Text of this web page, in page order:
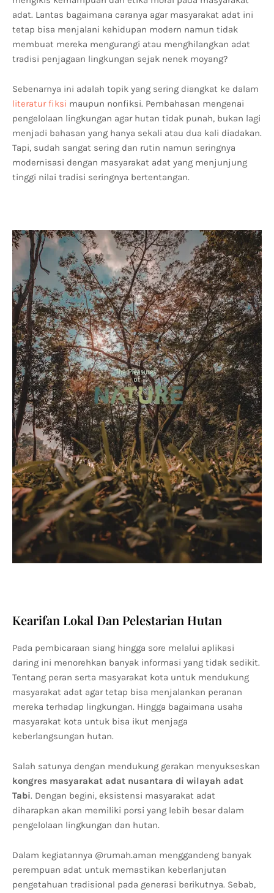
adat. Lantas bagaimana caranya agar masyarakat adat ini
tetap bisa menjalani kehidupan modern namun tidak
membuat mereka mengurangi atau menghilangkan adat
tradisi penjagaan lingkungan sejak nenek moyang?
Sebenarnya ini adalah topik yang sering diangkat ke dalam
literatur fiksi maupun nonfiksi. Pembahasan mengenai
pengelolaan lingkungan agar hutan tidak punah, bukan lagi
menjadi bahasan yang hanya sekali atau dua kali diadakan.
Tapi, sudah sangat sering dan rutin namun seringnya
modernisasi dengan masyarakat adat yang menjunjung
tinggi nilai tradisi seringnya bertentangan.
Kearifan Lokal Dan Pelestarian Hutan
Pada pembicaraan siang hingga sore melalui aplikasi
daring ini menorehkan banyak informasi yang tidak sedikit.
Tentang peran serta masyarakat kota untuk mendukung
masyarakat adat agar tetap bisa menjalankan peranan
mereka terhadap lingkungan. Hingga bagaimana usaha
masyarakat kota untuk bisa ikut menjaga
keberlangsungan hutan.
Salah satunya dengan mendukung gerakan menyukseskan
kongres masyarakat adat nusantara di wilayah adat
Tabi. Dengan begini, eksistensi masyarakat adat
diharapkan akan memiliki porsi yang lebih besar dalam
pengelolaan lingkungan dan hutan.
Dalam kegiatannya @rumah.aman menggandeng banyak
perempuan adat untuk memastikan keberlanjutan
pengetahuan tradisional pada generasi berikutnya. Sebab,